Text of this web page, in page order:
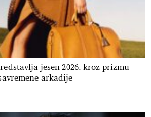
jesen 2026. kroz prizmu
arkadije